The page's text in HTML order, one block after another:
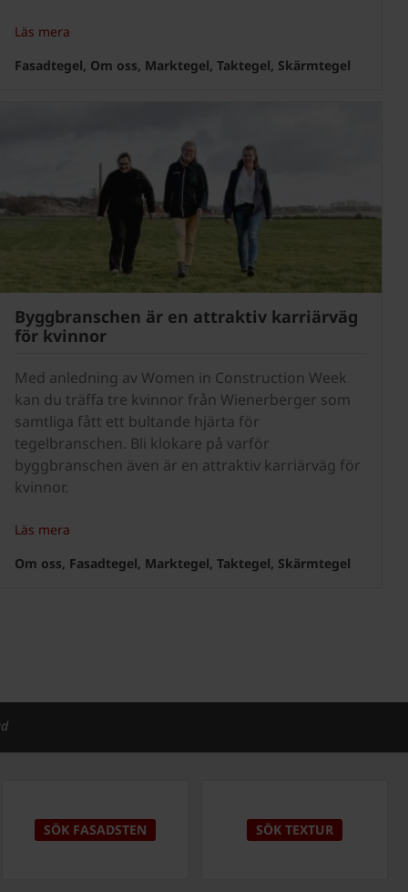
Läs mera
Fasadtegel, Om oss, Marktegel, Taktegel, Skärmtegel
Byggbranschen är en attraktiv karriärväg
för kvinnor
Med anledning av Women in Construction Week
kan du träffa tre kvinnor från Wienerberger som
samtliga fått ett bultande hjärta för
tegelbranschen. Bli klokare på varför
byggbranschen även är en attraktiv karriärväg för
kvinnor.
Läs mera
Om oss, Fasadtegel, Marktegel, Taktegel, Skärmtegel
SÖK FASADSTEN SÖK TEXTUR